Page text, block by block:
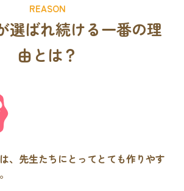
REASON
選ばれ続ける一番の理
由 とは？
、先生たちにとってとても作りやす